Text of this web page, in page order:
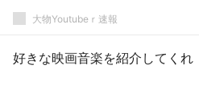
大物Youtubeｒ速報
好きな映画音楽を紹介してくれ